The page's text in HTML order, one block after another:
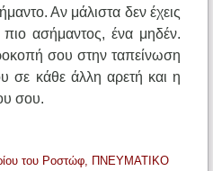
Αν μάλιστα δεν έχεις
ασήμαντος, ένα μηδέν.
σου στην ταπείνωση
σε κάθε άλλη αρετή και η
σου.
του Ροστώφ, ΠΝΕΥΜΑΤΙΚΟ